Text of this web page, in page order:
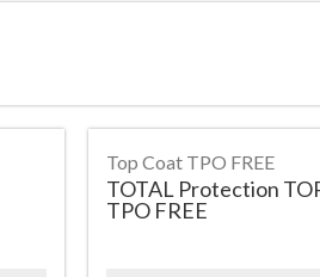
Top Coat TPO FREE
TOTAL Protection
TPO FREE